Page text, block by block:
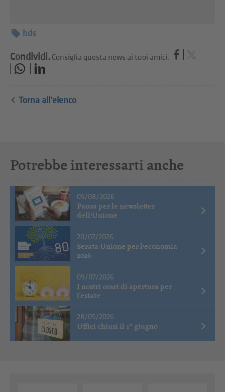
hds
Condividi. Consiglia questa news ai tuoi amici.
Torna all'elenco
Potrebbe interessarti anche
05/08/2026
Pausa per le newsletter
dell’Unione
20/07/2026
Serata Unione per l’economia
2026
09/07/2026
I nostri orari di apertura per
l'estate
28/05/2026
Uffici chiusi il 1° giugno